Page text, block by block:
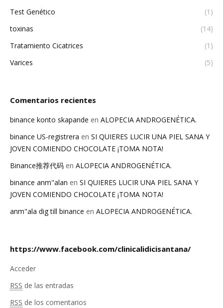
Test Genético
(1)
toxinas
(14)
Tratamiento Cicatrices
(1)
Varices
(5)
Comentarios recientes
binance konto skapande en ALOPECIA ANDROGENÉTICA.
binance US-registrera en SI QUIERES LUCIR UNA PIEL SANA Y
JOVEN COMIENDO CHOCOLATE ¡TOMA NOTA!
Binance推荐代码 en ALOPECIA ANDROGENÉTICA.
binance anm"alan en SI QUIERES LUCIR UNA PIEL SANA Y
JOVEN COMIENDO CHOCOLATE ¡TOMA NOTA!
anm"ala dig till binance en ALOPECIA ANDROGENÉTICA.
https://www.facebook.com/clinicalidicisantana/
Acceder
RSS de las entradas
RSS de los comentarios